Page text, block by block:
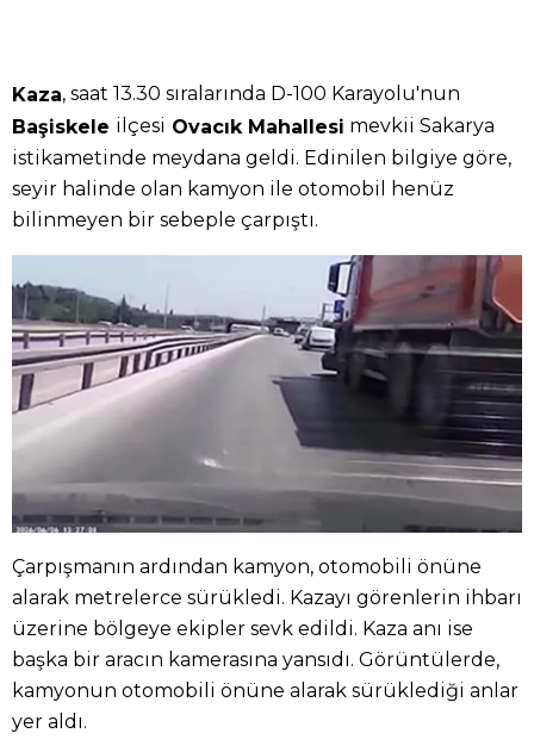
Kaza, saat 13.30 sıralarında D-100 Karayolu'nun
Başiskele ilçesi Ovacık Mahallesi mevkii Sakarya
istikametinde meydana geldi. Edinilen bilgiye göre,
seyir halinde olan kamyon ile otomobil henüz
bilinmeyen bir sebeple çarpıştı.
Çarpışmanın ardından kamyon, otomobili önüne
alarak metrelerce sürükledi. Kazayı görenlerin ihbarı
üzerine bölgeye ekipler sevk edildi. Kaza anı ise
başka bir aracın kamerasına yansıdı. Görüntülerde,
kamyonun otomobili önüne alarak sürüklediği anlar
yer aldı.